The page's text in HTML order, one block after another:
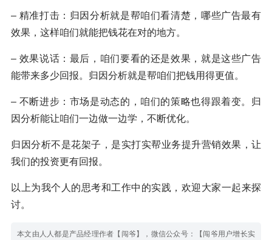
– 精准打击：归因分析就是帮咱们看清楚，哪些广告最有
效果，这样咱们就能把钱花在对的地方。
– 效果说话：最后，咱们要看的还是效果，就是这些广告
能带来多少回报。归因分析就是帮咱们把钱用得更值。
– 不断进步：市场是动态的，咱们的策略也得跟着变。归
因分析能让咱们一边做一边学，不断优化。
归因分析不是花架子，是实打实帮业务提升营销效果，让
我们的投资更有回报。
以上为我个人的思考和工作中的实践，欢迎大家一起来探
讨。
本文由人人都是产品经理作者【闯爷】，微信公众号：【闯爷用户增长实